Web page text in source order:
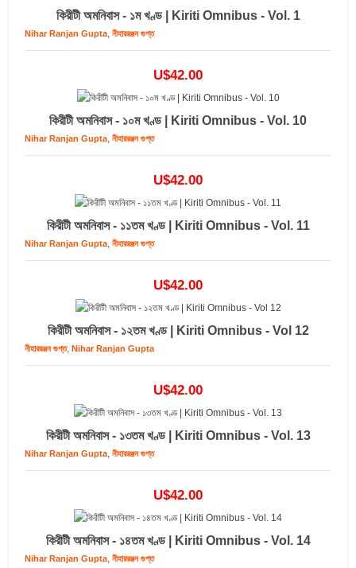
কিরীটী অমনিবাস - ১ম খণ্ড | Kiriti Omnibus - Vol. 1
Nihar Ranjan Gupta, নীহাররঞ্জন গুপ্ত
U$42.00
কিরীটী অমনিবাস - ১০ম খণ্ড | Kiriti Omnibus - Vol. 10
Nihar Ranjan Gupta, নীহাররঞ্জন গুপ্ত
U$42.00
কিরীটী অমনিবাস - ১১তম খণ্ড | Kiriti Omnibus - Vol. 11
Nihar Ranjan Gupta, নীহাররঞ্জন গুপ্ত
U$42.00
কিরীটী অমনিবাস - ১২তম খণ্ড | Kiriti Omnibus - Vol 12
নীহাররঞ্জন গুপ্ত, Nihar Ranjan Gupta
U$42.00
কিরীটী অমনিবাস - ১৩তম খণ্ড | Kiriti Omnibus - Vol. 13
Nihar Ranjan Gupta, নীহাররঞ্জন গুপ্ত
U$42.00
কিরীটী অমনিবাস - ১৪তম খণ্ড | Kiriti Omnibus - Vol. 14
Nihar Ranjan Gupta, নীহাররঞ্জন গুপ্ত